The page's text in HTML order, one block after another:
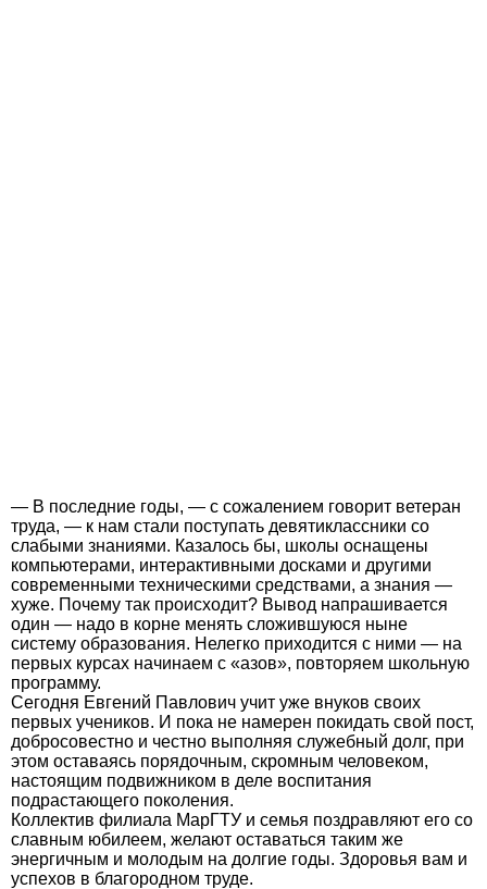
— В последние годы, — с сожалением говорит ветеран
труда, — к нам стали поступать девятиклассники со
слабыми знаниями. Казалось бы, школы оснащены
компьютерами, интерактивными досками и другими
современными техническими средствами, а знания —
хуже. Почему так происходит? Вывод напрашивается
один — надо в корне менять сложившуюся ныне
систему образования. Нелегко приходится с ними — на
первых курсах начинаем с «азов», повторяем школьную
программу.
Сегодня Евгений Павлович учит уже внуков своих
первых учеников. И пока не намерен покидать свой пост,
добросовестно и честно выполняя служебный долг, при
этом оставаясь порядочным, скромным человеком,
настоящим подвижником в деле воспитания
подрастающего поколения.
Коллектив филиала МарГТУ и семья поздравляют его со
славным юбилеем, желают оставаться таким же
энергичным и молодым на долгие годы. Здоровья вам и
успехов в благородном труде.